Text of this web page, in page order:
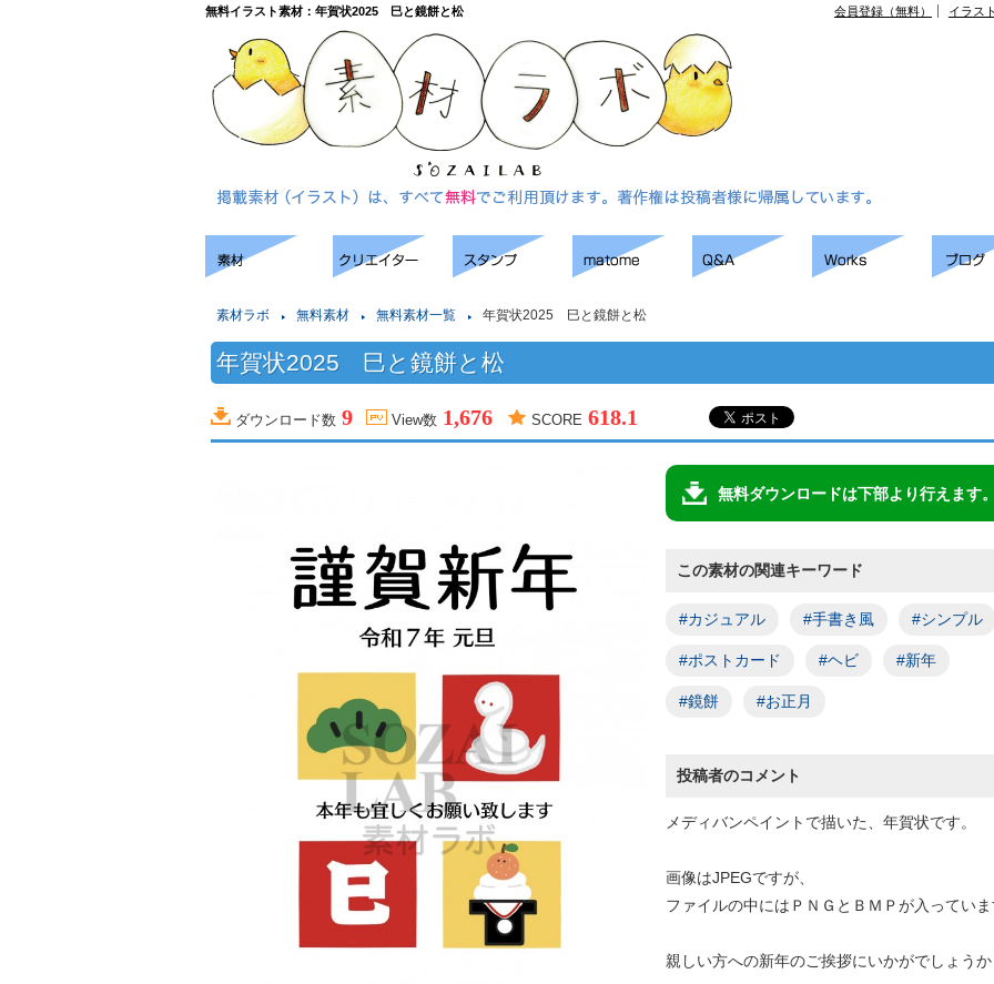
無料イラスト素材：年賀状2025 巳と鏡餅と松 会員登録（無料） イラス
素材ラボ 無料素材 無料素材一覧 年賀状2025 巳と鏡餅と松
年賀状2025 巳と鏡餅と松
ダウンロード数 9 View数 1,676 SCORE 618.1
無料ダウンロードは下部より行えます
この素材の関連キーワード
#カジュアル #手書き風 #シンプル
#ポストカード #ヘビ #新年
#鏡餅 #お正月
投稿者のコメント
メディバンペイントで描いた、年賀状です。
画像はJPEGですが、
ファイルの中にはＰＮＧとＢＭＰが入ってい
親しい方への新年のご挨拶にいかがでしょう